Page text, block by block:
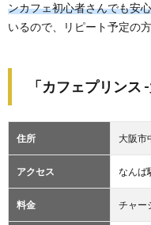
ンカフェ初心者さんでも安
いるので、リピート予定の
「カフェプリンス
住所 大阪市
アクセス なんば
料金 チャー